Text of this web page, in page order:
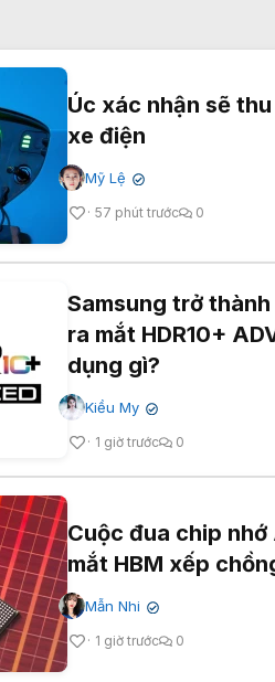
Úc xác nhận sẽ
xe điện
Mỹ Lệ ✔
57 phút trước 0
Samsung trở
ra mắt HDR10+
dụng gì?
Kiều My ✔
1 giờ trước 0
Cuộc đua chip
mắt HBM xếp
Mẫn Nhi ✔
1 giờ trước 0